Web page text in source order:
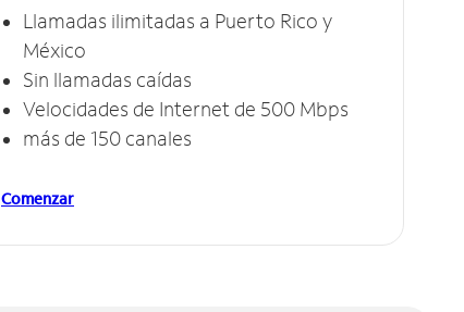
Llamadas ilimitadas a Puerto Rico y
México
Sin llamadas caídas
Velocidades de Internet de 500 Mbps
más de 150 canales
Comenzar